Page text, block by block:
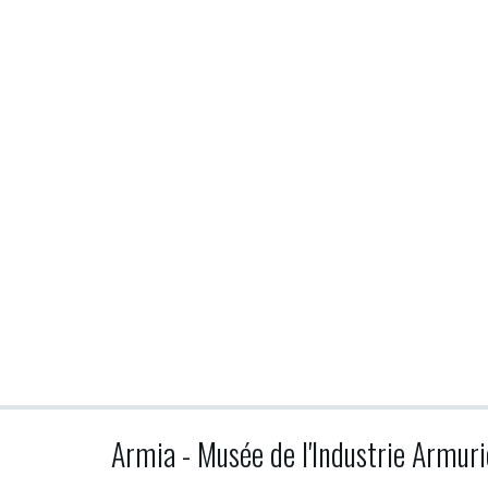
Armia - Musée de l'Industrie